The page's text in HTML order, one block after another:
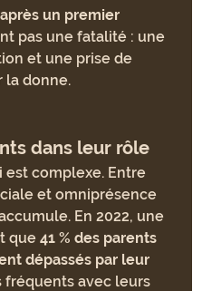
un premier
pas une fatalité : une
et une prise de
la donne.
dans leur rôle
est complexe. Entre
et omniprésence
En 2022, une
que 41 % des parents
dépassés par leur
fréquents avec leurs